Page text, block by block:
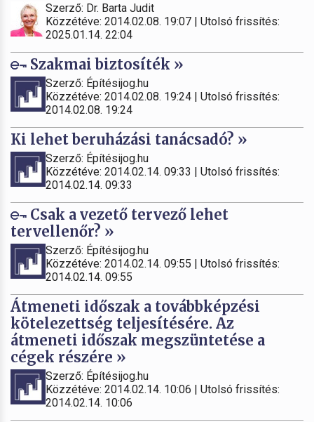
Szerző: Dr. Barta Judit
Közzétéve: 2014.02.08. 19:07 | Utolsó frissítés:
2025.01.14. 22:04
Szakmai biztosíték »
Szerző: Építésijog.hu
Közzétéve: 2014.02.08. 19:24 | Utolsó frissítés:
2014.02.08. 19:24
Ki lehet beruházási tanácsadó? »
Szerző: Építésijog.hu
Közzétéve: 2014.02.14. 09:33 | Utolsó frissítés:
2014.02.14. 09:33
Csak a vezető tervező lehet
tervellenőr? »
Szerző: Építésijog.hu
Közzétéve: 2014.02.14. 09:55 | Utolsó frissítés:
2014.02.14. 09:55
Átmeneti időszak a továbbképzési
kötelezettség teljesítésére. Az
átmeneti időszak megszüntetése a
cégek részére »
Szerző: Építésijog.hu
Közzétéve: 2014.02.14. 10:06 | Utolsó frissítés:
2014.02.14. 10:06